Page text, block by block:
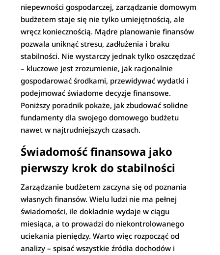
niepewności gospodarczej, zarządzanie domowym
budżetem staje się nie tylko umiejętnością, ale
wręcz koniecznością. Mądre planowanie finansów
pozwala uniknąć stresu, zadłużenia i braku
stabilności. Nie wystarczy jednak tylko oszczędzać
– kluczowe jest zrozumienie, jak racjonalnie
gospodarować środkami, przewidywać wydatki i
podejmować świadome decyzje finansowe.
Poniższy poradnik pokaże, jak zbudować solidne
fundamenty dla swojego domowego budżetu
nawet w najtrudniejszych czasach.
Świadomość finansowa jako
pierwszy krok do stabilności
Zarządzanie budżetem zaczyna się od poznania
własnych finansów. Wielu ludzi nie ma pełnej
świadomości, ile dokładnie wydaje w ciągu
miesiąca, a to prowadzi do niekontrolowanego
uciekania pieniędzy. Warto więc rozpocząć od
analizy – spisać wszystkie źródła dochodów i